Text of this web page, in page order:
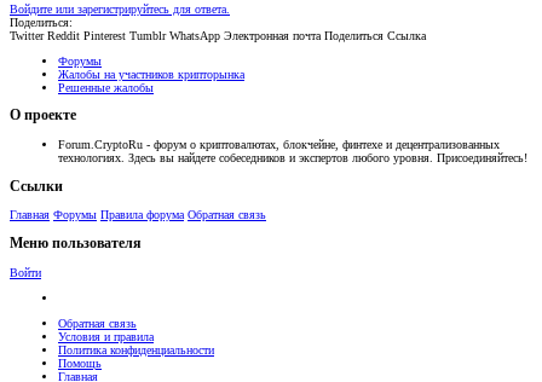
Войдите или зарегистрируйтесь для ответа.
Поделиться:
Twitter Reddit Pinterest Tumblr WhatsApp Электронная почта Поделиться Ссылка
Форумы
Жалобы на участников крипторынка
Решенные жалобы
О проекте
Forum.CryptoRu - форум о криптовалютах, блокчейне, финтехе и децентрализованных
технологиях. Здесь вы найдете собеседников и экспертов любого уровня. Присоединяйтесь!
Ссылки
Главная Форумы Правила форума Обратная связь
Меню пользователя
Войти
Обратная связь
Условия и правила
Политика конфиденциальности
Помощь
Главная